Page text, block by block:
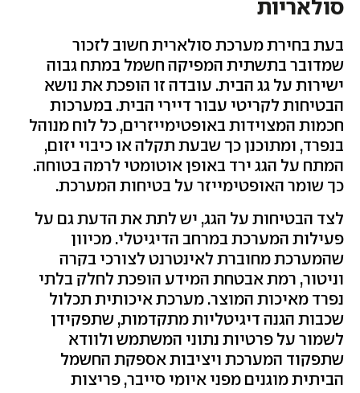
סולאריות
בעת בחירת מערכת סולארית חשוב לזכור
שמדובר בתשתית המפיקה חשמל במתח גבוה
ישירות על גג הבית. עובדה זו הופכת את נושא
הבטיחות לקריטי עבור דיירי הבית. במערכות
חכמות המצוידות באופטימייזרים, כל לוח מנוהל
בנפרד, ומתוכנן כך שבעת תקלה או כיבוי יזום,
המתח על הגג ירד באופן אוטומטי לרמה בטוחה.
כך שומר האופטימייזר על בטיחות המערכת.
לצד הבטיחות על הגג, יש לתת את הדעת גם על
פעילות המערכת במרחב הדיגיטלי. מכיוון
שהמערכת מחוברת לאינטרנט לצורכי בקרה
וניטור, רמת אבטחת המידע הופכת לחלק בלתי
נפרד מאיכות המוצר. מערכת איכותית תכלול
שכבות הגנה דיגיטליות מתקדמות, שתפקידן
לשמור על פרטיות נתוני המשתמש ולוודא
שתפקוד המערכת ויציבות אספקת החשמל
הביתית מוגנים מפני איומי סייבר, פריצות